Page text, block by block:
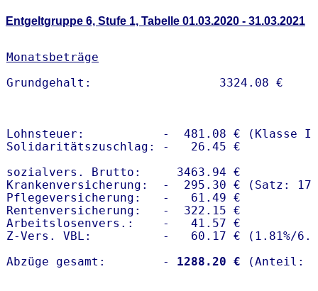
Entgeltgruppe 6, Stufe 1, Tabelle 01.03.2020 - 31.03.2021
Monatsbeträge
Lohnsteuer:           -  481.08 € (Klasse I)
Solidaritätszuschlag: -   26.45 €
sozialvers. Brutto:     3463.94 €
Krankenversicherung:  -  295.30 € (Satz:
Pflegeversicherung:   -   61.49 €
Rentenversicherung:   -  322.15 €
Arbeitslosenvers.:    -   41.57 €
Z-Vers. VBL:          -   60.17 € ( 1.81%/
Abzüge gesamt:        -
1288.20 €